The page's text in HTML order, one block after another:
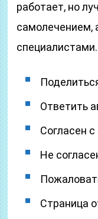
работает, но
самолечением,
специалистами.
Ответить
Согласен
Не
Страница